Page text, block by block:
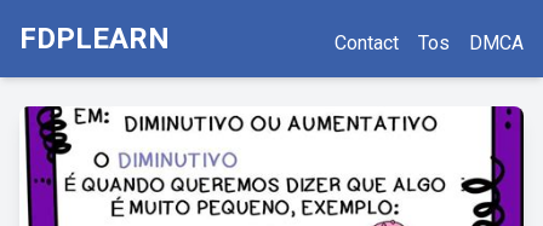
FDPLEARN Contact Tos DMCA